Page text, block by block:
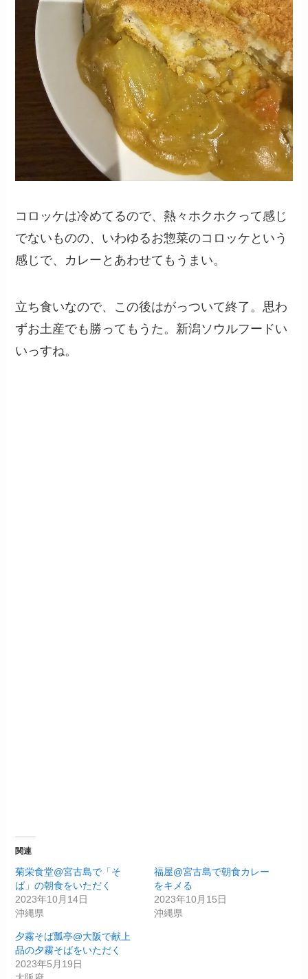
コロッケは冷めてるので、熱々ホクホクって感じ
でないものの、いわゆるお惣菜のコロッケという
感じで、カレーとあわせてもうまい。
立ち食いなので、この後はがっついて終了。思わ
ずお土産でも勝ってもうた。新潟ソウルフードい
いっすね。
関連
菊栄食堂@宮古島で「そ
ば」の朝食をいただく
2023年10月14日
沖縄県
福屋@宮古島で朝食カレー
をキメる
2023年10月15日
沖縄県
夕霧そば瓢亭@大阪で献上
品の夕霧そばをいただく
2023年5月19日